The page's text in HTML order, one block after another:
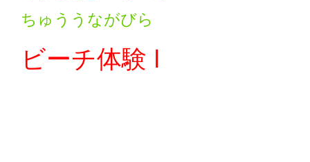
ちゅううながびら
ビーチ体験 Ⅰ